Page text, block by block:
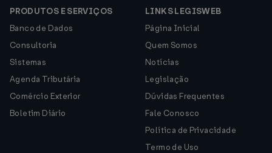
PRODUTOS E SERVIÇOS
Banco de Dados
Consultoria
Sistemas
Agenda Tributária
Comércio Exterior
Boletim Diário
LINKS LEGISWEB
Página Inicial
Quem Somos
Notícias
Legislação
Dúvidas Frequentes
Fale Conosco
Política de Privacidade
Termo de Uso